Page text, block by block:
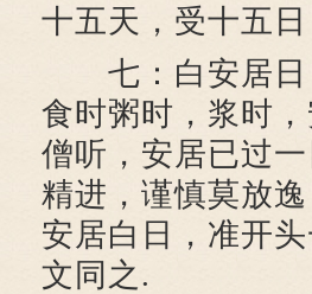
十五天，受十五
七：白安居日
食时粥时，浆时
僧听，安居已过
精进，谨慎莫放
安居白日，准开
文同之.